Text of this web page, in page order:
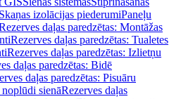
Skaņas izolācijas piederumiPaneļu
daļas paredzētas: Montāžas
Rezerves daļas paredzētas: Tualetes
Rezerves daļas paredzētas: Izlietņu
daļas paredzētas: Bidē
daļas paredzētas: Pisuāru
sienāRezerves daļas